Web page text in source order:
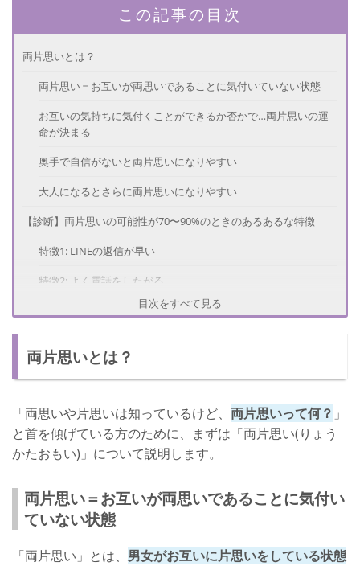
この記事の目次
両片思いとは？
両片思い＝お互いが両思いであることに気付いていない状態
お互いの気持ちに気付くことができるか否かで…両片思いの運
命が決まる
奥手で自信がないと両片思いになりやすい
大人になるとさらに両片思いになりやすい
【診断】両片思いの可能性が70〜90%のときのあるあるな特徴
特徴1: LINEの返信が早い
特徴2: よく電話をしたがる
特徴3: 気まずいけどドキドキな雰囲気がある
特徴5: 過去の恋愛話や家族の話をする
特徴7: 友達関係が長い
特徴8: 会いたいのが伝わってくる
【診断】両片思いの可能性が50〜69%のときのあるあるな特徴
特徴9: 触れたり距離が近くても抵抗感が無い
特徴10: 周りから付き合ってるの？と言われる
目次をすべて見る
両片思いとは？
「両思いや片思いは知っているけど、 両片思いって何？ 」
と首を傾げている方のために、まずは「両片思い(りょう
かたおもい)」について説明します。
両片思い＝お互いが両思いであることに気付い
ていない状態
「両片思い」とは、 男女がお互いに片思いをしている状態